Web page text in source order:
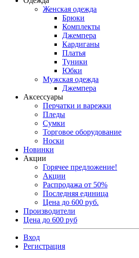
Женская одежда
Брюки
Комплекты
Джемпера
Кардиганы
Платья
Туники
Юбки
Мужская одежда
Джемпера
Аксессуары
Перчатки и варежки
Пледы
Сумки
Торговое оборудование
Носки
Новинки
Акции
Горячее предложение!
Акции
Распродажа от 50%
Последняя единица
Цена до 600 руб.
Производители
Цена до 600 руб
Вход
Регистрация